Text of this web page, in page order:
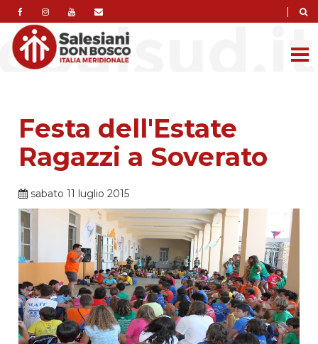
|
Festa dell'Estate
Ragazzi a Soverato
sabato 11 luglio 2015